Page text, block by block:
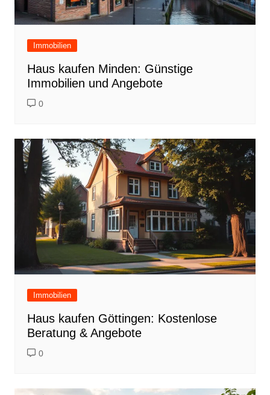
Immobilien
Haus kaufen Minden: Günstige
Immobilien und Angebote
0
Immobilien
Haus kaufen Göttingen: Kostenlose
Beratung & Angebote
0